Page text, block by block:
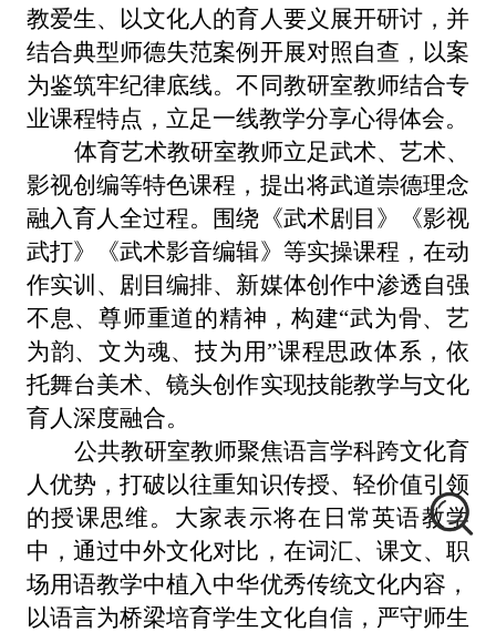
教爱生、以文化人的育人要义展开研讨，并
结合典型师德失范案例开展对照自查，以案
为鉴筑牢纪律底线。不同教研室教师结合专
业课程特点，立足一线教学分享心得体会。
体育艺术教研室教师立足武术、艺术、
影视创编等特色课程，提出将武道崇德理念
融入育人全过程。围绕《武术剧目》《影视
武打》《武术影音编辑》等实操课程，在动
作实训、剧目编排、新媒体创作中渗透自强
不息、尊师重道的精神，构建“武为骨、艺
为韵、文为魂、技为用”课程思政体系，依
托舞台美术、镜头创作实现技能教学与文化
育人深度融合。
公共教研室教师聚焦语言学科跨文化育
人优势，打破以往重知识传授、轻价值引领
的授课思维。大家表示将在日常英语教学
中，通过中外文化对比，在词汇、课文、职
场用语教学中植入中华优秀传统文化内容，
以语言为桥梁培育学生文化自信，严守师生